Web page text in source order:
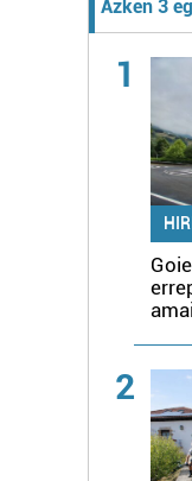
Azken 3
1
2